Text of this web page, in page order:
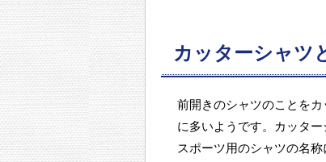
カッターシャツ
前開きのシャツのことを
に多いようです。カッタ
スポーツ用のシャツの名